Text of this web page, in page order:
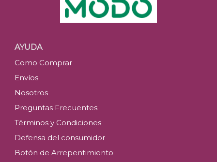
AYUDA
Como Comprar
Envíos
Nosotros
Preguntas Frecuentes
Términos y Condiciones
Defensa del consumidor
Botón de Arrepentimiento